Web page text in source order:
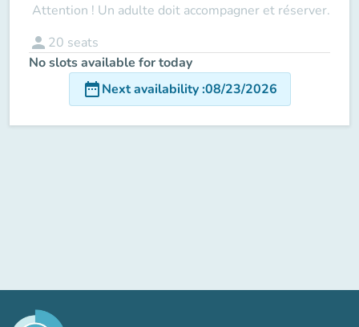
Attention ! Un adulte doit accompagner et réserver.
person 20 seats
No slots available for today
date_rangeNext availability:08/23/2026